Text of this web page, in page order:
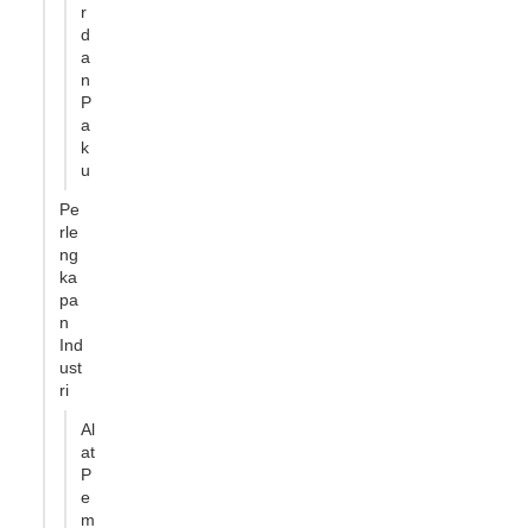
r
d
a
n
P
a
k
u
Pe
rle
ng
ka
pa
n
Ind
ust
ri
Al
at
P
e
m